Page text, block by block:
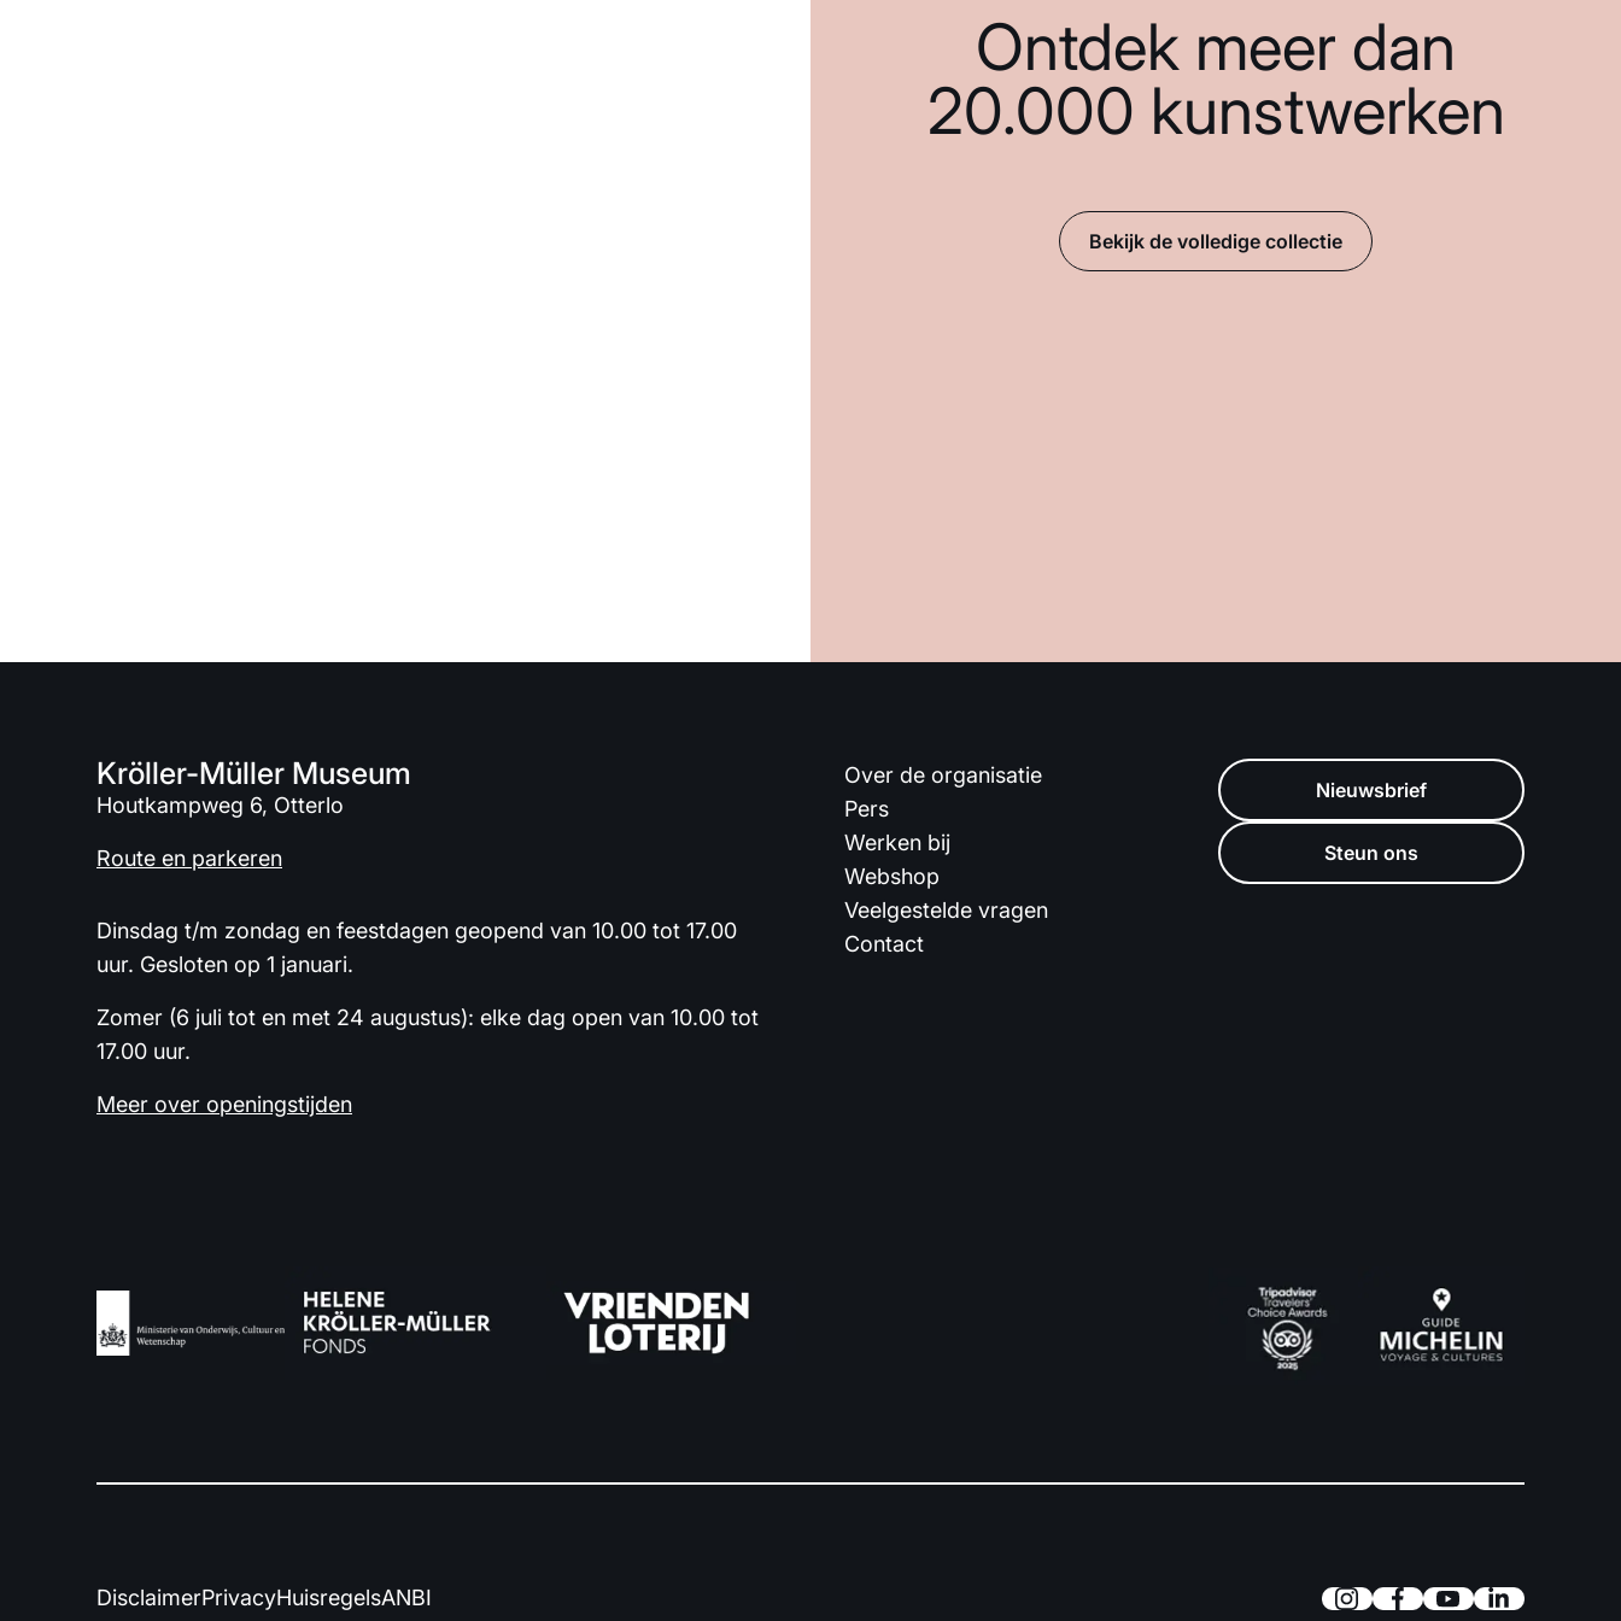
Ontdek meer dan
20.000 kunstwerken
Bekijk de volledige collectie
Kröller-Müller Museum
Houtkampweg 6, Otterlo
Route en parkeren
Dinsdag t/m zondag en feestdagen geopend van 10.00 tot 17.00
uur. Gesloten op 1 januari.
Zomer (6 juli tot en met 24 augustus): elke dag open van 10.00 tot
17.00 uur.
Meer over openingstijden
Over de organisatie
Pers
Werken bij
Webshop
Veelgestelde vragen
Contact
Nieuwsbrief
Steun ons
DisclaimerPrivacyHuisregelsANBI